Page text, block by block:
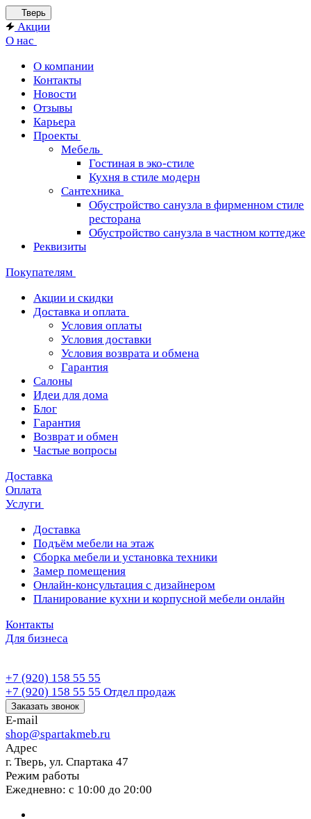
Тверь
Акции
О нас
О компании
Контакты
Новости
Отзывы
Карьера
Проекты
Мебель
Гостиная в эко-стиле
Кухня в стиле модерн
Сантехника
Обустройство санузла в фирменном стиле
ресторана
Обустройство санузла в частном коттедже
Реквизиты
Покупателям
Акции и скидки
Доставка и оплата
Условия оплаты
Условия доставки
Условия возврата и обмена
Гарантия
Салоны
Идеи для дома
Блог
Гарантия
Возврат и обмен
Частые вопросы
Доставка
Оплата
Услуги
Доставка
Подъём мебели на этаж
Сборка мебели и установка техники
Замер помещения
Онлайн-консультация с дизайнером
Планирование кухни и корпусной мебели онлайн
Контакты
Для бизнеса
+7 (920) 158 55 55
+7 (920) 158 55 55 Отдел продаж
Заказать звонок
E-mail
shop@spartakmeb.ru
Адрес
г. Тверь, ул. Спартака 47
Режим работы
Ежедневно: с 10:00 до 20:00